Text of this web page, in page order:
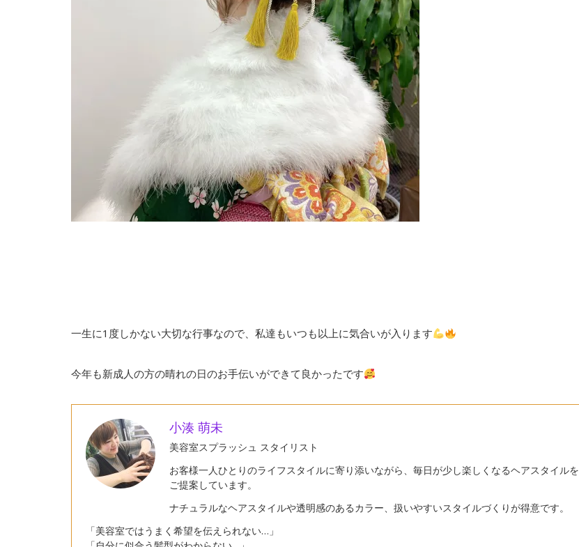
一生に1度しかない大切な行事なので、私達もいつも以上に気合いが入ります
今年も新成人の方の晴れの日のお手伝いができて良かったです
小湊 萌未
美容室スプラッシュ スタイリスト
お客様一人ひとりのライフスタイルに寄り添いながら、毎日が少し楽しくなるヘアスタイルを
ご提案しています。
ナチュラルなヘアスタイルや透明感のあるカラー、扱いやすいスタイルづくりが得意です。
「美容室ではうまく希望を伝えられない…」